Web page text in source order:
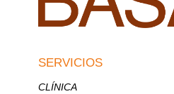
SERVICIOS
CLÍNICA